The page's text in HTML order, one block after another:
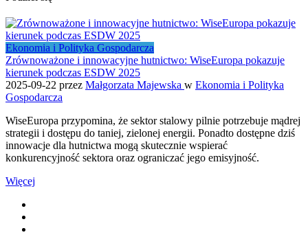
Ekonomia i Polityka Gospodarcza
Zrównoważone i innowacyjne hutnictwo: WiseEuropa pokazuje
kierunek podczas ESDW 2025
2025-09-22 przez Małgorzata Majewska w Ekonomia i Polityka
Gospodarcza
WiseEuropa przypomina, że sektor stalowy pilnie potrzebuje mądrej
strategii i dostępu do taniej, zielonej energii. Ponadto dostępne dziś
innowacje dla hutnictwa mogą skutecznie wspierać
konkurencyjność sektora oraz ograniczać jego emisyjność.
Więcej